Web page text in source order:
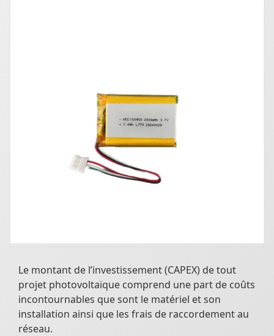
Le montant de l’investissement (CAPEX) de tout
projet photovoltaïque comprend une part de coûts
incontournables que sont le matériel et son
installation ainsi que les frais de raccordement au
réseau.